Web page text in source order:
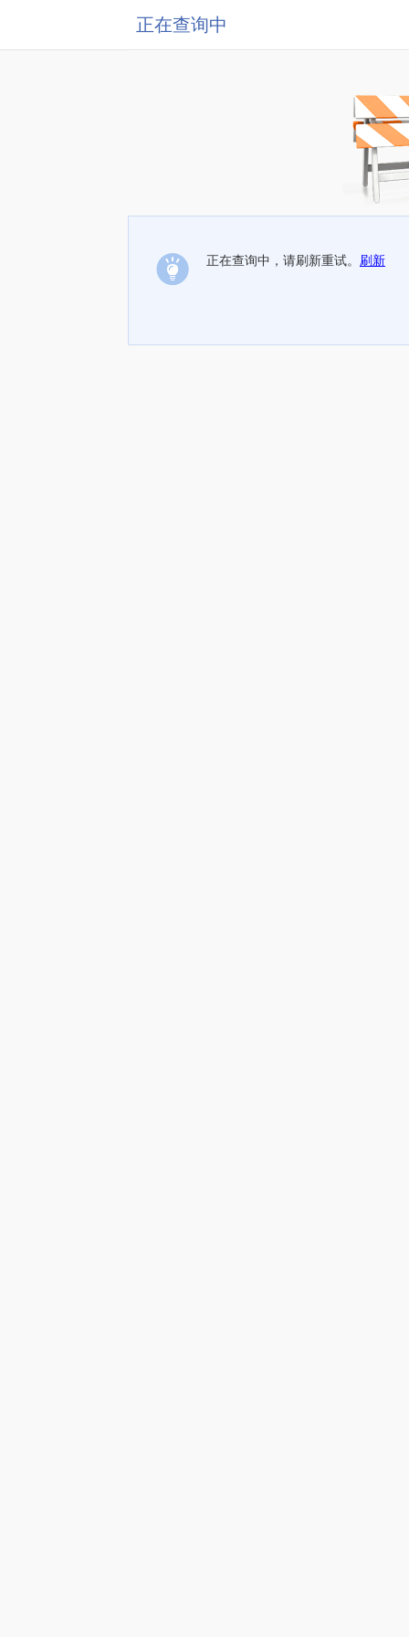
正在查询中
正在查询中，请刷新重试。 刷新